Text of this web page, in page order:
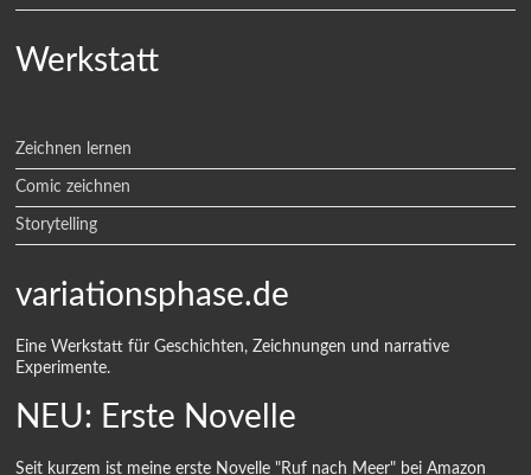
Werkstatt
Zeichnen lernen
Comic zeichnen
Storytelling
variationsphase.de
Eine Werkstatt für Geschichten, Zeichnungen und narrative
Experimente.
NEU: Erste Novelle
Seit kurzem ist meine erste Novelle "Ruf nach Meer" bei Amazon